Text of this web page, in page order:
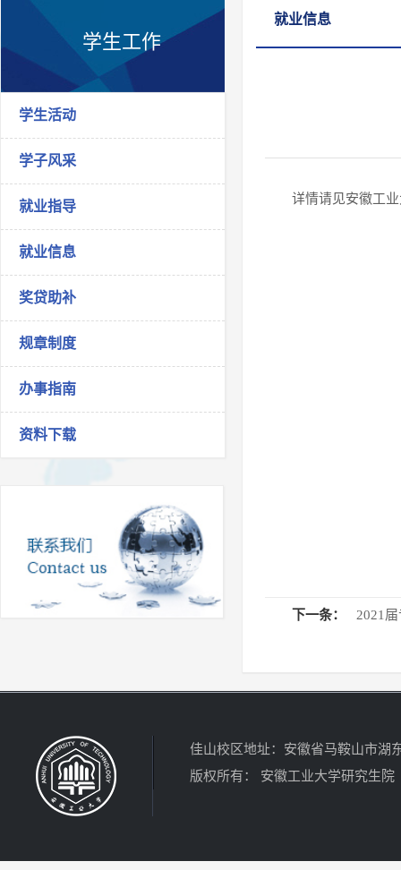
学生工作
学生活动
学子风采
就业指导
就业信息
奖贷助补
规章制度
办事指南
资料下载
就业信息
详情请见安徽工
下一条： 2021
佳山校区地址：安徽省马鞍山市湖
版权所有： 安徽工业大学研究生